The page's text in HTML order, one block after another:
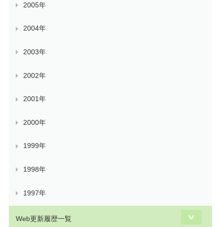
2005年
2004年
2003年
2002年
2001年
2000年
1999年
1998年
1997年
Web更新履歴一覧